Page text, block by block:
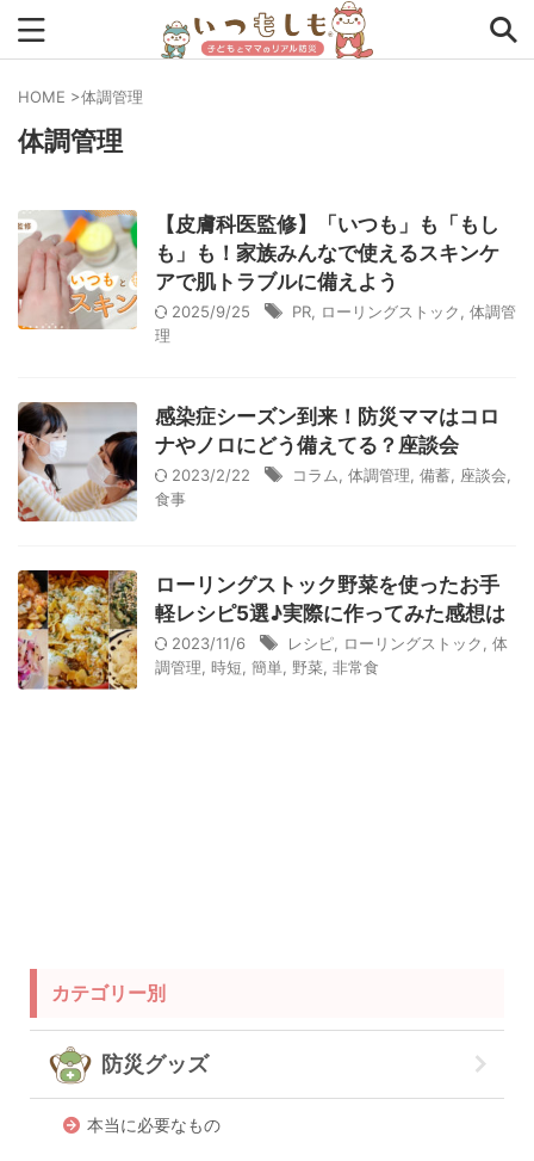
タグから探す
アプリ アルファ米 インタビュー コラム
チェックリスト ツール ママ防災士リサのいつもしも
ローリングストック
夏 外出中 外出先 小学生 幼児 座談会
暮らし方 検証
避難所 防災おでかけ 防災グッズ 防災ポーチ
防災学習 非常持出袋 非常食 食事
HOME >体調管理
体調管理
【皮膚科医監修】「いつも」も「もし
も」も！家族みんなで使えるスキンケ
アで肌トラブルに備えよう
2025/9/25 PR ローリングストック
体調管
理
感染症シーズン到来！防災ママはコロ
ナやノロにどう備えてる？座談会
2023/2/22 コラム 体調管理 備蓄 座談会
食事
ローリングストック野菜を使ったお手
軽レシピ5選♪実際に作ってみた感想は
2023/11/6 レシピ ローリングストック
体
調管理 時短 簡単 野菜 非常食
カテゴリー別
防災グッズ
本当に必要なもの